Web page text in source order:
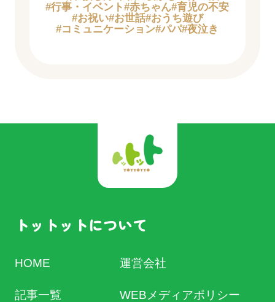
#行事・イベント#赤ちゃん#育児の不安
#お祝い#お世話#おうち遊び
#コミュニケーション#パパ#夜泣き
トットットについて
HOME
記事一覧
運営会社
WEBメディアポリシー